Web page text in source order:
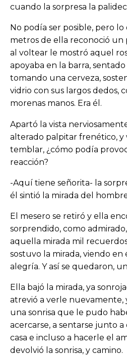
cuando la sorpresa la
No podía ser posible, pero lo
metros de ella reconoció
al voltear le mostró aquel
apoyaba en la barra,
tomando una cerveza,
vidrio con sus largos dedos,
morenas manos. Era él.
Apartó la vista
alterado palpitar frenético, y
temblar, ¿cómo podía
reacción?
-Aquí tiene señorita- la
él sintió la mirada del
El mesero se retiró y ella
sorprendido, como
aquella mirada mil
sostuvo la mirada, viendo en
alegría. Y así se quedaron,
Ella bajó la mirada, ya
atrevió a verle nuevamente,
una sonrisa que le pudo
acercarse, a sentarse junto a
casa e incluso a hacerle el
devolvió la sonrisa, y camino.